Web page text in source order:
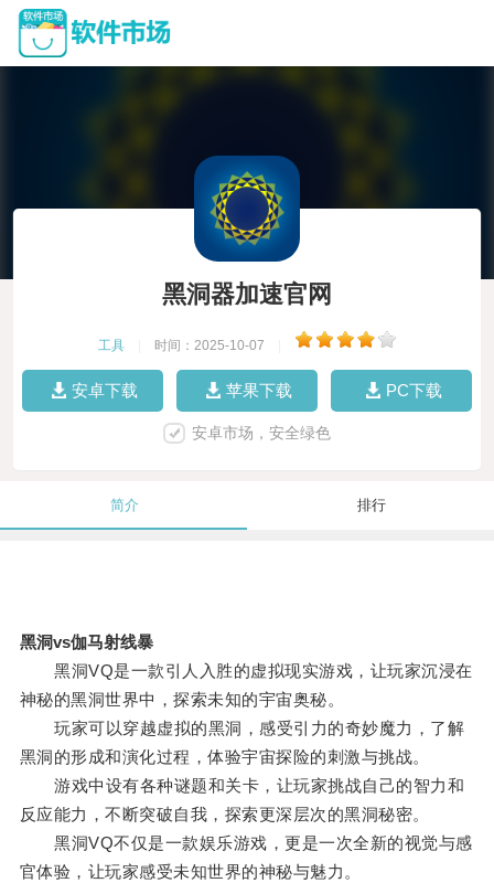
黑洞器加速官网
工具 时间：2025-10-07
安卓下载 苹果下载 PC下载
安卓市场，安全绿色
简介 排行
黑洞vs伽马射线暴
黑洞VQ是一款引人入胜的虚拟现实游戏，让玩家沉浸在
神秘的黑洞世界中，探索未知的宇宙奥秘。
玩家可以穿越虚拟的黑洞，感受引力的奇妙魔力，了解
黑洞的形成和演化过程，体验宇宙探险的刺激与挑战。
游戏中设有各种谜题和关卡，让玩家挑战自己的智力和
反应能力，不断突破自我，探索更深层次的黑洞秘密。
黑洞VQ不仅是一款娱乐游戏，更是一次全新的视觉与感
官体验，让玩家感受未知世界的神秘与魅力。